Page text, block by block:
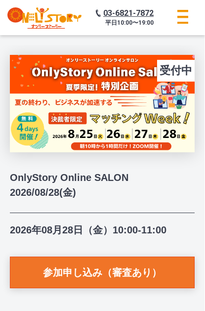
03-6821-7872
平日 10:00〜19:00
受付中
OnlyStory Online SALON
2026/08/28(金)
2026年08月28日（金）10:00-11:00
参加申し込み（審査あり）